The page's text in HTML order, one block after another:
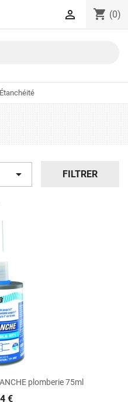
shopping_cart (0)

Étanchéité
 FILTRER
plomberie 75ml
€